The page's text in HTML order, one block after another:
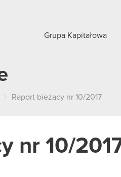
Grupa Kapitałowa
Raport bieżący nr 10/2017
nr 10/